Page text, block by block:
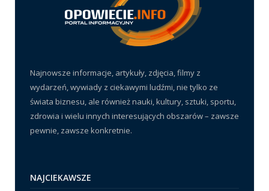
Najnowsze informacje, artykuły, zdjęcia, filmy z
wydarzeń, wywiady z ciekawymi ludźmi, nie tylko ze
świata biznesu, ale również nauki, kultury, sztuki, sportu,
zdrowia i wielu innych interesujących obszarów – zawsze
pewnie, zawsze konkretnie.
NAJCIEKAWSZE